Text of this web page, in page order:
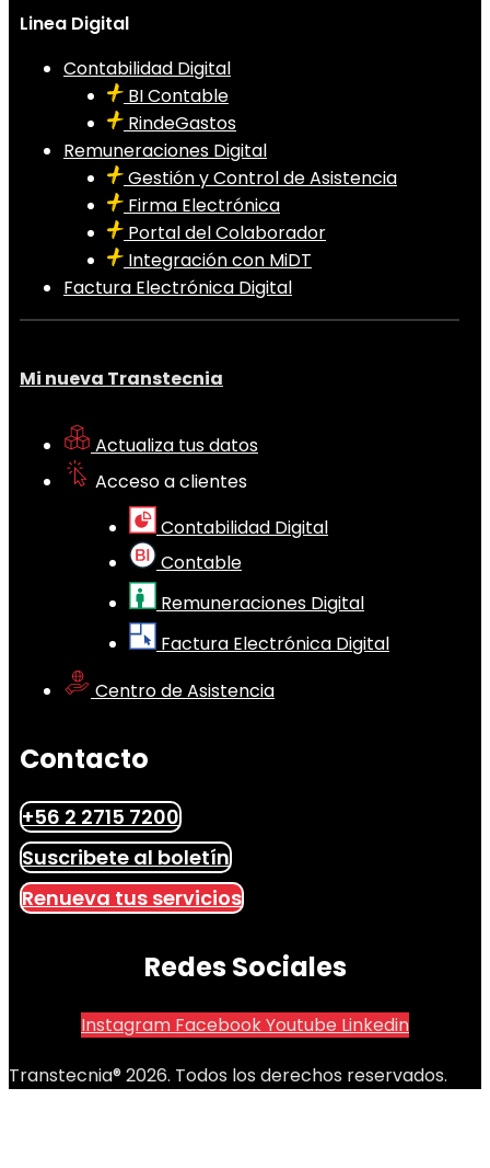
Linea Digital
Contabilidad Digital
BI Contable
RindeGastos
Remuneraciones Digital
Gestión y Control de Asistencia
Firma Electrónica
Portal del Colaborador
Integración con MiDT
Factura Electrónica Digital
Mi nueva Transtecnia
Actualiza tus datos
Acceso a clientes
Contabilidad Digital
Contable
Remuneraciones Digital
Factura Electrónica Digital
Centro de Asistencia
Contacto
+56 2 2715 7200
Suscribete al boletín
Renueva tus servicios
Redes Sociales
Instagram FacebookYoutube Linkedin
Transtecnia® 2026. Todos los derechos reservados.